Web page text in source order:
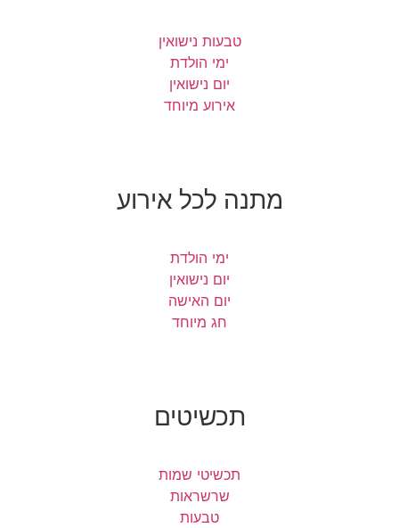
טבעות נישואין
ימי הולדת
יום נישואין
אירוע מיוחד
מתנה לכל אירוע
ימי הולדת
יום נישואין
יום האישה
חג מיוחד
תכשיטים
תכשיטי שמות
שרשראות
טבעות